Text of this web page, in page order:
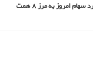
قیمت معامله های خرد سهام امروز به مرز 8 همت